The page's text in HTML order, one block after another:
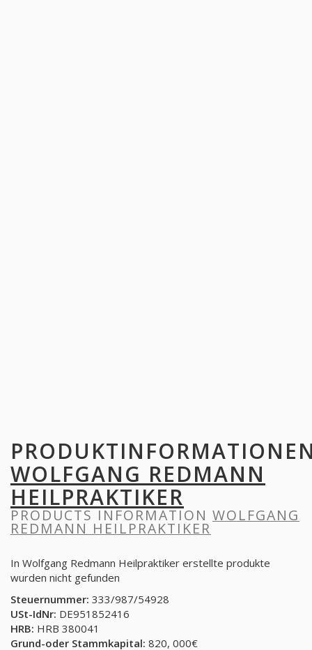
WOLFGANG REDMANN
HEILPRAKTIKER
PRODUCTS INFORMATION WOLFGANG
REDMANN HEILPRAKTIKER
In Wolfgang Redmann Heilpraktiker erstellte produkte
wurden nicht gefunden
Steuernummer: 333/987/54928
USt-IdNr: DE951852416
HRB: HRB 380041
Grund-oder Stammkapital: 820, 000€